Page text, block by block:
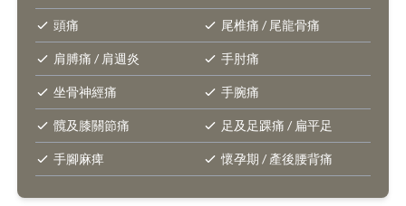
頭痛 尾椎痛 / 尾龍骨痛
肩膊痛 / 肩週炎 手肘痛
坐骨神經痛 手腕痛
髖及膝關節痛 足及足踝痛 / 扁平足
手腳麻痺 懷孕期 / 產後腰背痛